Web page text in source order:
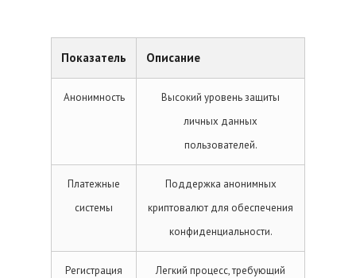
Показатель Описание
Анонимность
Высокий уровень защиты
личных данных
пользователей.
Платежные
системы
Поддержка анонимных
криптовалют для обеспечения
конфиденциальности.
Регистрация
Легкий процесс, требующий